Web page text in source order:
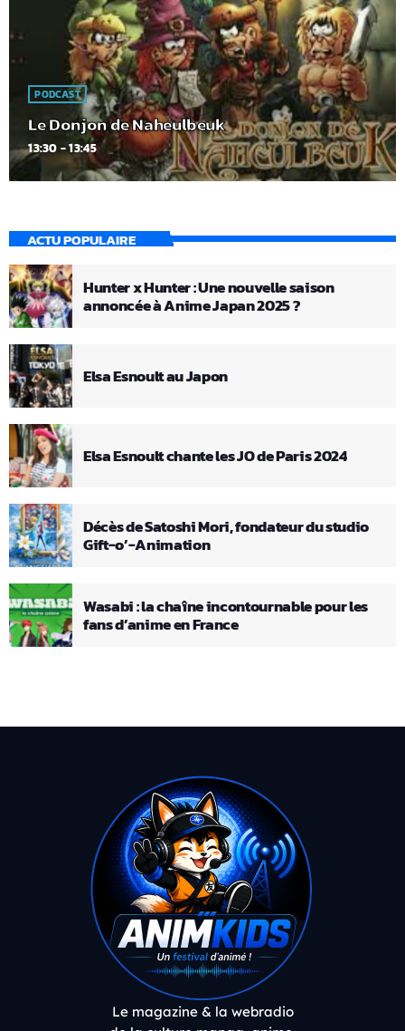
PODCAST
Le Donjon de Naheulbeuk
13:30 - 13:45
ACTU POPULAIRE
Hunter x Hunter : Une nouvelle saison
annoncée à Anime Japan 2025 ?
Elsa Esnoult au Japon
Elsa Esnoult chante les JO de Paris 2024
Décès de Satoshi Mori, fondateur du studio
Gift-o’-Animation
Wasabi : la chaîne incontournable pour les
fans d’anime en France
Le magazine & la webradio